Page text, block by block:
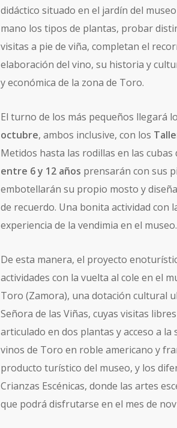
didáctico situado en el jardín del
mano los tipos de plantas, probar
visitas a pie de viña, completan el
elaboración del vino, su historia y
y económica de la zona de Toro.
El turno de los más pequeños llegará
octubre, ambos inclusive, con los
Metidos hasta las rodillas en las cubas
entre 6 y 12 años prensarán con sus
embotellarán su propio mosto y
de recuerdo. Una bonita actividad con
experiencia de la vendimia en el museo.
De esta manera, el proyecto
actividades con la vuelta al cole en el
Toro (Zamora), una dotación cultural
Señora de las Viñas, cuyas visitas
articulado en dos plantas y acceso a
vinos de Toro en roble americano y
producto turístico del museo, y los
Crianzas Escénicas, donde las artes
que podrá disfrutarse en el mes de